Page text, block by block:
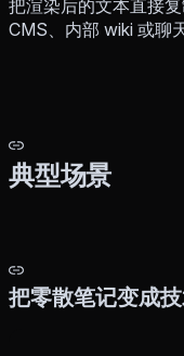
把渲染后的文本直接
CMS、内部 wiki 或聊
典型场景
把零散笔记变成